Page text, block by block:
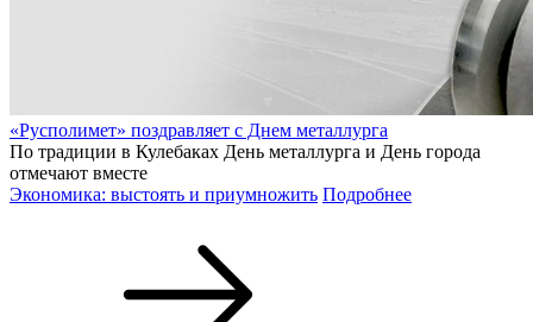
«Русполимет» поздравляет с Днем металлурга
По традиции в Кулебаках День металлурга и День города
отмечают вместе
Экономика: выстоять и приумножить Подробнее